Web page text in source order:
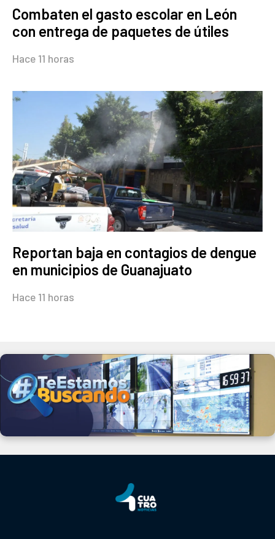
Combaten el gasto escolar en León
con entrega de paquetes de útiles
Hace 11 horas
Reportan baja en contagios de dengue
en municipios de Guanajuato
Hace 11 horas